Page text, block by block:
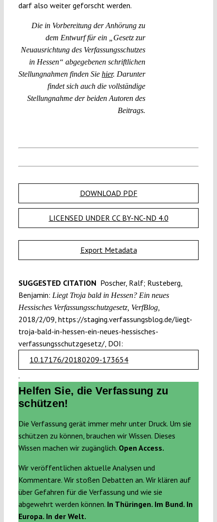
darf also weiter geforscht werden.
Die in Vorbereitung der Anhörung zu
dem Entwurf für ein „Gesetz zur
Neuausrichtung des Verfassungsschutzes
in Hessen“ abgegebenen schriftlichen
Stellungnahmen finden Siehier. Darunter
findet sich auch die vollständige
Stellungnahme der beiden Autoren des
Beitrags.
DOWNLOAD PDF
LICENSED UNDER CC BY-NC-ND 4.0
Export Metadata
SUGGESTED CITATION Poscher, Ralf; Rusteberg,
Benjamin: Liegt Troja bald in Hessen? Ein neues
Hessisches Verfassungsschutz­gesetz, VerfBlog,
2018/2/09, https://staging.verfassungsblog.de/liegt-
troja-bald-in-hessen-ein-neues-hessisches-
verfassungsschutzgesetz/, DOI:
10.17176/20180209-173654
.
Helfen Sie, die Verfassung zu
schützen!
Die Verfassung gerät immer mehr unter Druck. Um sie
schützen zu können, brauchen wir Wissen. Dieses
Wissen machen wir zugänglich. Open Access.
Wir veröffentlichen aktuelle Analysen und
Kommentare. Wir stoßen Debatten an. Wir klären auf
über Gefahren für die Verfassung und wie sie
abgewehrt werden können. In Thüringen. Im Bund. In
Europa. In der Welt.